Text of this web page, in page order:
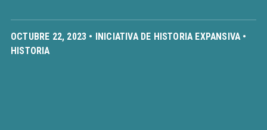
OCTUBRE 22, 2023 • INICIATIVA DE HISTORIA EXPANSIVA •
HISTORIA